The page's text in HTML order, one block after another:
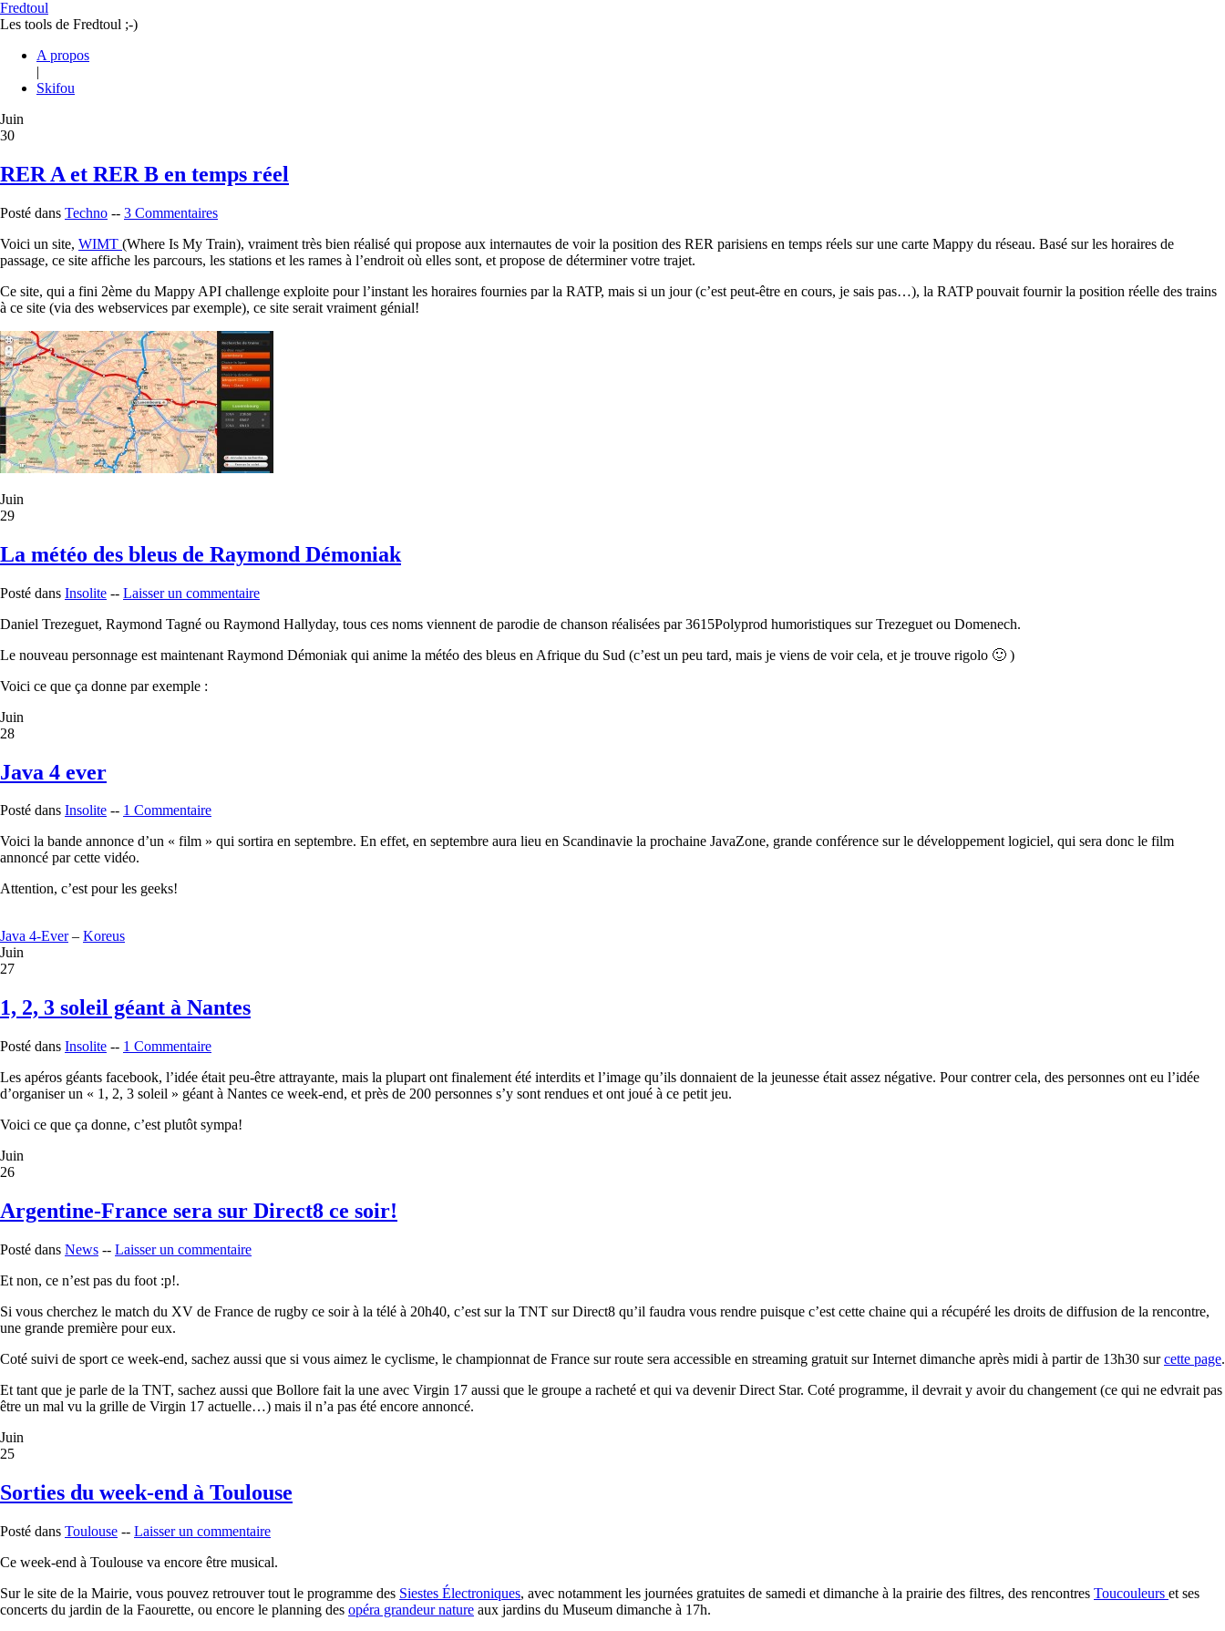
Fredtoul
Les tools de Fredtoul ;-)
A propos
|
Skifou
Juin
30
RER A et RER B en temps réel
Posté dans Techno -- 3 Commentaires
Voici un site, WIMT (Where Is My Train), vraiment très bien réalisé qui propose aux internautes de voir la position des RER parisiens en temps réels sur une carte Mappy du réseau. Basé sur les horaires de
passage, ce site affiche les parcours, les stations et les rames à l’endroit où elles sont, et propose de déterminer votre trajet.
Ce site, qui a fini 2ème du Mappy API challenge exploite pour l’instant les horaires fournies par la RATP, mais si un jour (c’est peut-être en cours, je sais pas…), la RATP pouvait fournir la position réelle des trains
à ce site (via des webservices par exemple), ce site serait vraiment génial!
Juin
29
La météo des bleus de Raymond Démoniak
Posté dans Insolite -- Laisser un commentaire
Daniel Trezeguet, Raymond Tagné ou Raymond Hallyday, tous ces noms viennent de parodie de chanson réalisées par 3615Polyprod humoristiques sur Trezeguet ou Domenech.
Le nouveau personnage est maintenant Raymond Démoniak qui anime la météo des bleus en Afrique du Sud (c’est un peu tard, mais je viens de voir cela, et je trouve rigolo 🙂 )
Voici ce que ça donne par exemple :
Juin
28
Java 4 ever
Posté dans Insolite -- 1 Commentaire
Voici la bande annonce d’un « film » qui sortira en septembre. En effet, en septembre aura lieu en Scandinavie la prochaine JavaZone, grande conférence sur le développement logiciel, qui sera donc le film
annoncé par cette vidéo.
Attention, c’est pour les geeks!
Java 4-Ever– Koreus
Juin
27
1, 2, 3 soleil géant à Nantes
Posté dans Insolite -- 1 Commentaire
Les apéros géants facebook, l’idée était peu-être attrayante, mais la plupart ont finalement été interdits et l’image qu’ils donnaient de la jeunesse était assez négative. Pour contrer cela, des personnes ont eu l’idée
d’organiser un « 1, 2, 3 soleil » géant à Nantes ce week-end, et près de 200 personnes s’y sont rendues et ont joué à ce petit jeu.
Voici ce que ça donne, c’est plutôt sympa!
Juin
26
Argentine-France sera sur Direct8 ce soir!
Posté dans News -- Laisser un commentaire
Et non, ce n’est pas du foot :p!.
Si vous cherchez le match du XV de France de rugby ce soir à la télé à 20h40, c’est sur la TNT sur Direct8 qu’il faudra vous rendre puisque c’est cette chaine qui a récupéré les droits de diffusion de la rencontre,
une grande première pour eux.
Coté suivi de sport ce week-end, sachez aussi que si vous aimez le cyclisme, le championnat de France sur route sera accessible en streaming gratuit sur Internet dimanche après midi à partir de 13h30 surcette page.
Et tant que je parle de la TNT, sachez aussi que Bollore fait la une avec Virgin 17 aussi que le groupe a racheté et qui va devenir Direct Star. Coté programme, il devrait y avoir du changement (ce qui ne edvrait pas
être un mal vu la grille de Virgin 17 actuelle…) mais il n’a pas été encore annoncé.
Juin
25
Sorties du week-end à Toulouse
Posté dans Toulouse -- Laisser un commentaire
Ce week-end à Toulouse va encore être musical.
Sur le site de la Mairie, vous pouvez retrouver tout le programme des Siestes Électroniques, avec notamment les journées gratuites de samedi et dimanche à la prairie des filtres, des rencontres Toucouleurs et ses
concerts du jardin de la Faourette, ou encore le planning des opéra grandeur nature aux jardins du Museum dimanche à 17h.